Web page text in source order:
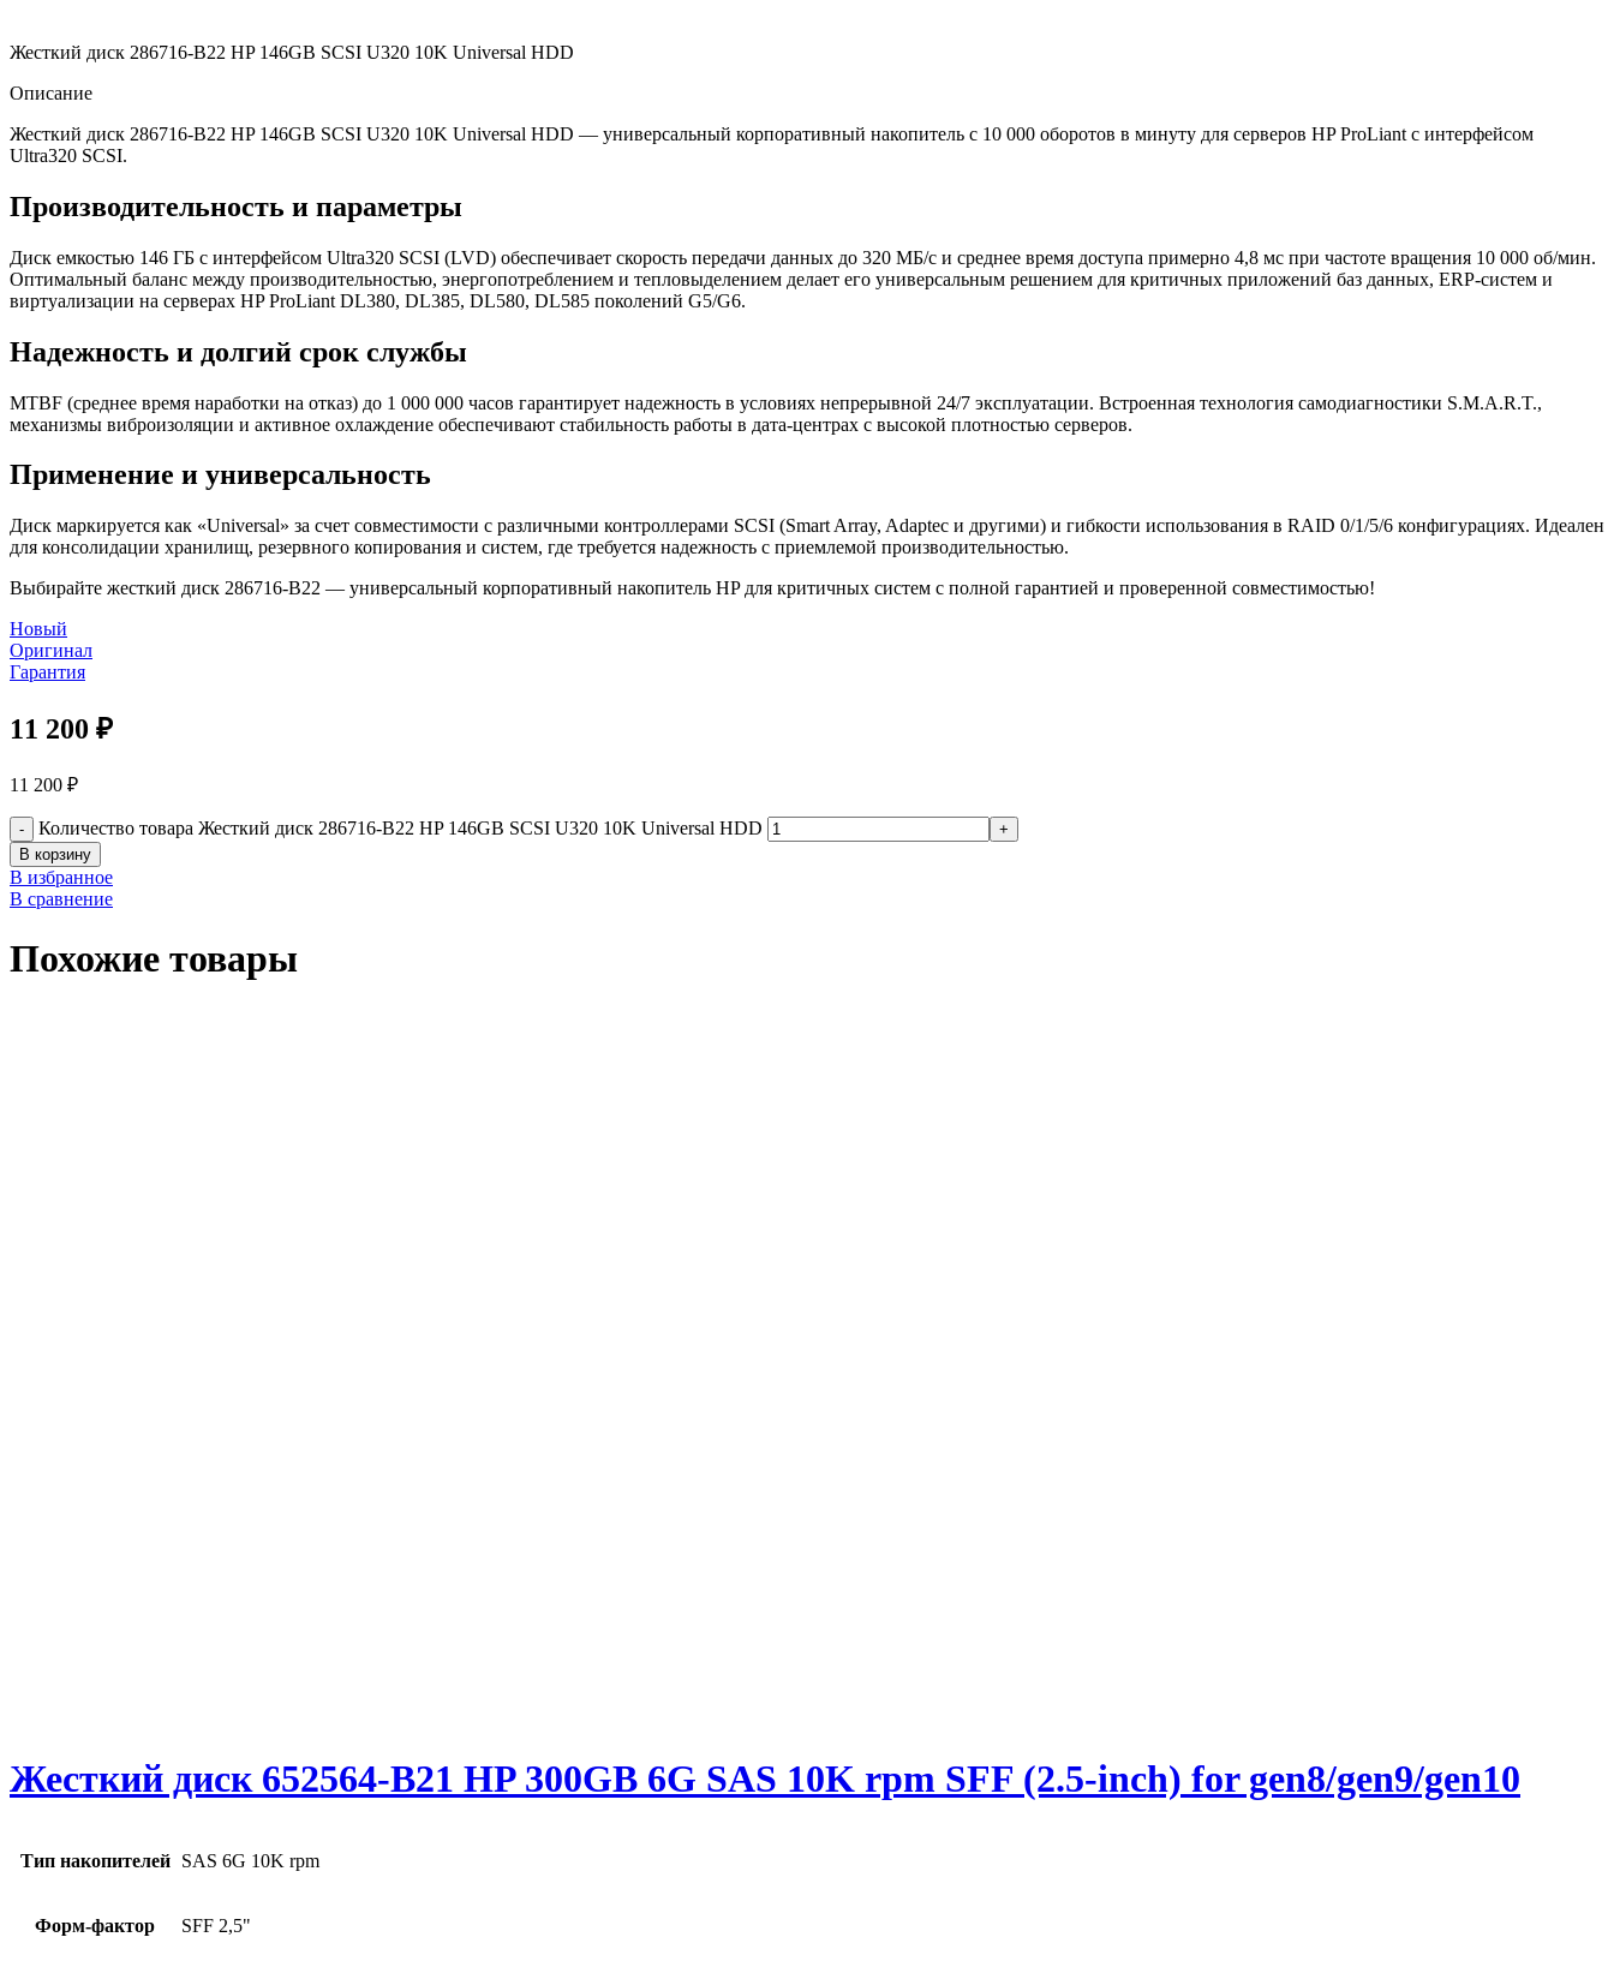
Жесткий диск 286716-B22 HP 146GB SCSI U320 10K Universal HDD
Описание
Жесткий диск 286716-B22 HP 146GB SCSI U320 10K Universal HDD — универсальный корпоративный накопитель с 10 000 оборотов в минуту для серверов HP ProLiant с интерфейсом
Ultra320 SCSI.
Производительность и параметры
Диск емкостью 146 ГБ с интерфейсом Ultra320 SCSI (LVD) обеспечивает скорость передачи данных до 320 МБ/с и среднее время доступа примерно 4,8 мс при частоте вращения 10 000 об/мин.
Оптимальный баланс между производительностью, энергопотреблением и тепловыделением делает его универсальным решением для критичных приложений баз данных, ERP-систем и
виртуализации на серверах HP ProLiant DL380, DL385, DL580, DL585 поколений G5/G6.
Надежность и долгий срок службы
MTBF (среднее время наработки на отказ) до 1 000 000 часов гарантирует надежность в условиях непрерывной 24/7 эксплуатации. Встроенная технология самодиагностики S.M.A.R.T.,
механизмы виброизоляции и активное охлаждение обеспечивают стабильность работы в дата-центрах с высокой плотностью серверов.
Применение и универсальность
Диск маркируется как «Universal» за счет совместимости с различными контроллерами SCSI (Smart Array, Adaptec и другими) и гибкости использования в RAID 0/1/5/6 конфигурациях. Идеален
для консолидации хранилищ, резервного копирования и систем, где требуется надежность с приемлемой производительностью.
Выбирайте жесткий диск 286716-B22 — универсальный корпоративный накопитель HP для критичных систем с полной гарантией и проверенной совместимостью!
Новый
Оригинал
Гарантия
11 200 ₽
11 200 ₽
Количество товара Жесткий диск 286716-B22 HP 146GB SCSI U320 10K Universal HDD
В корзину
В избранное
В сравнение
Похожие товары
Жесткий диск 652564-B21 HP 300GB 6G SAS 10K rpm SFF (2.5-inch) for gen8/gen9/gen10
Тип накопителей SAS 6G 10K rpm
Форм-фактор SFF 2,5"